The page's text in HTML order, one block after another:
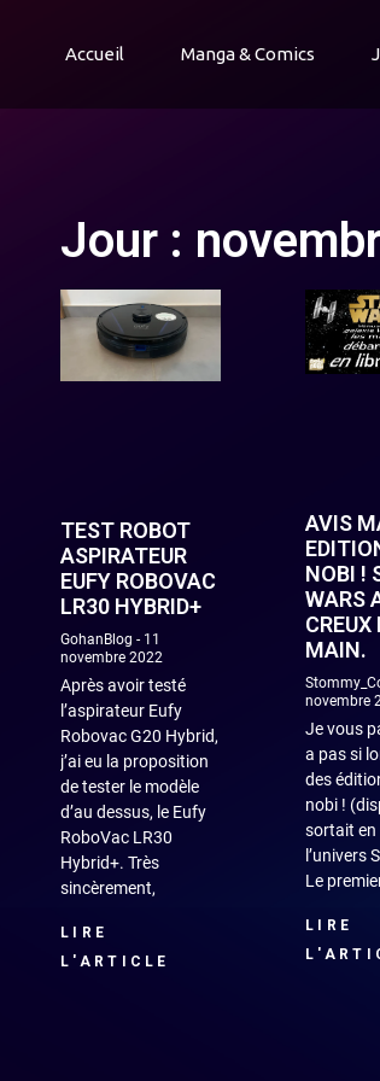
Accueil Manga & Comics
Jour :
TEST ROBOT
ASPIRATEUR
EUFY ROBOVAC
LR30 HYBRID+
GohanBlog
11
novembre 2022
Après avoir testé
l’aspirateur Eufy
Robovac G20 Hybrid,
j’ai eu la proposition
de tester le modèle
d’au dessus, le Eufy
RoboVac LR30
Hybrid+. Très
sincèrement,
LIRE
L'ARTICLE
AVIS
NOBI !
WARS
CREUX
MAIN.
novembre
Je vous
a pas si
des
nobi !
sortait en
l’univers
Le
LIRE